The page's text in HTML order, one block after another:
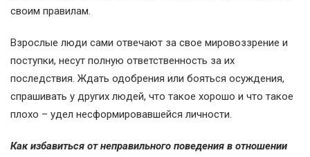
своим правилам.
Взрослые люди сами отвечают за свое мировоззрение и
поступки, несут полную ответственность за их
последствия. Ждать одобрения или бояться осуждения,
спрашивать у других людей, что такое хорошо и что такое
плохо – удел несформировавшейся личности.
Как избавиться от неправильного поведения в отношении